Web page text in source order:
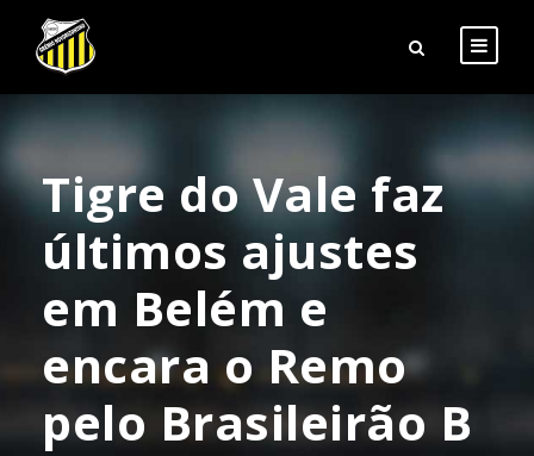
Tigre do Vale faz
últimos ajustes
em Belém e
encara o Remo
pelo Brasileirão B